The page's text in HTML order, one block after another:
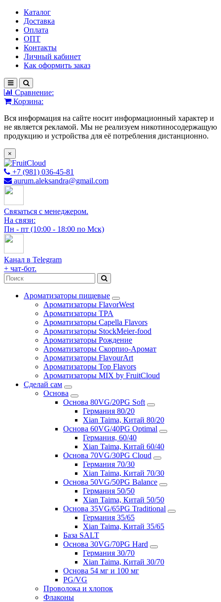
Каталог
Доставка
Оплата
ОПТ
Контакты
Личный кабинет
Как оформить заказ
Сравнение:
Корзина:
Вся информация на сайте носит информационный характер и
не является рекламой. Мы не реализуем никотиносодержащую
продукцию и устройства для её потребления дистанционно.
×
+7 (981) 036-45-81
aurum.aleksandra@gmail.com
Связаться с менеджером.
На связи:
Пн - пт (10:00 - 18:00 по Мск)
Канал в Telegram
+ чат-бот.
Ароматизаторы пищевые
Ароматизаторы FlavorWest
Ароматизаторы TPA
Ароматизаторы Capella Flavors
Ароматизаторы StockMeier-food
Ароматизаторы Рождение
Ароматизаторы Скорпио-Аромат
Ароматизаторы FlavourArt
Ароматизаторы Top Flavors
Ароматизаторы MIX by FruitCloud
Сделай сам
Основа
Основа 80VG/20PG Soft
Германия 80/20
Xian Taima, Китай 80/20
Основа 60VG/40PG Optimal
Германия, 60/40
Xian Taima, Китай 60/40
Основа 70VG/30PG Cloud
Германия 70/30
Xian Taima, Китай 70/30
Основа 50VG/50PG Balance
Германия 50/50
Xian Taima, Китай 50/50
Основа 35VG/65PG Traditional
Германия 35/65
Xian Taima, Китай 35/65
База SALT
Основа 30VG/70PG Hard
Германия 30/70
Xian Taima, Китай 30/70
Основа 54 мг и 100 мг
PG/VG
Проволока и хлопок
Флаконы